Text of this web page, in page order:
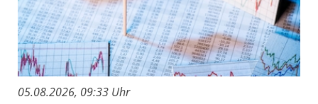
05.08.2026, 09:33 Uhr